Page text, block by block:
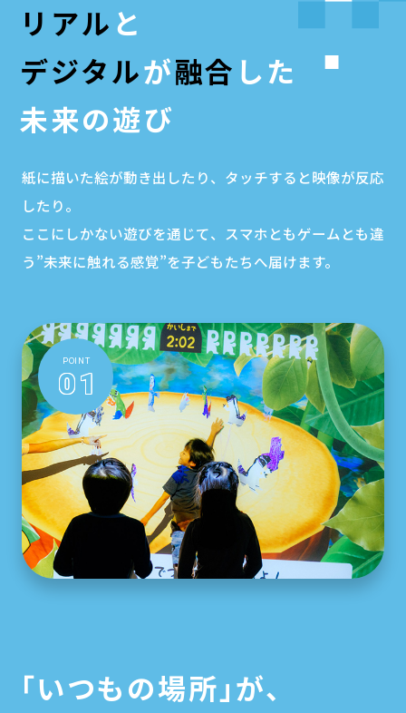
POINT
01
リアル と
デジタルが融合 した
未来の遊び
紙に描いた絵が動き出したり、タッチすると映像が反応
したり。
ここにしかない遊びを通じて、スマホともゲームとも違
う”未来に触れる感覚”を子どもたちへ届けます。
「いつもの場所」が、